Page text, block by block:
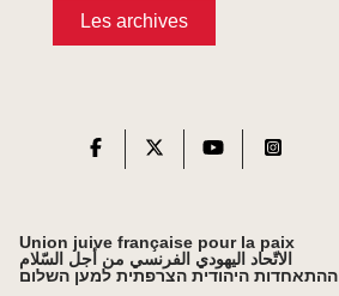
Les archives
Union juive française pour la paix
الاتّحاد اليهودي الفرنسي من أجل السّلام
ההתאחדות היהודית הצרפתית למען השלום